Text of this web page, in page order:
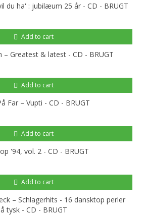
du ha' : jubilæum 25 år - CD - BRUGT
Add to cart
– Greatest & latest - CD - BRUGT
Add to cart
Far – Vupti - CD - BRUGT
Add to cart
'94, vol. 2 - CD - BRUGT
Add to cart
– Schlagerhits - 16 dansktop perler
tysk - CD - BRUGT